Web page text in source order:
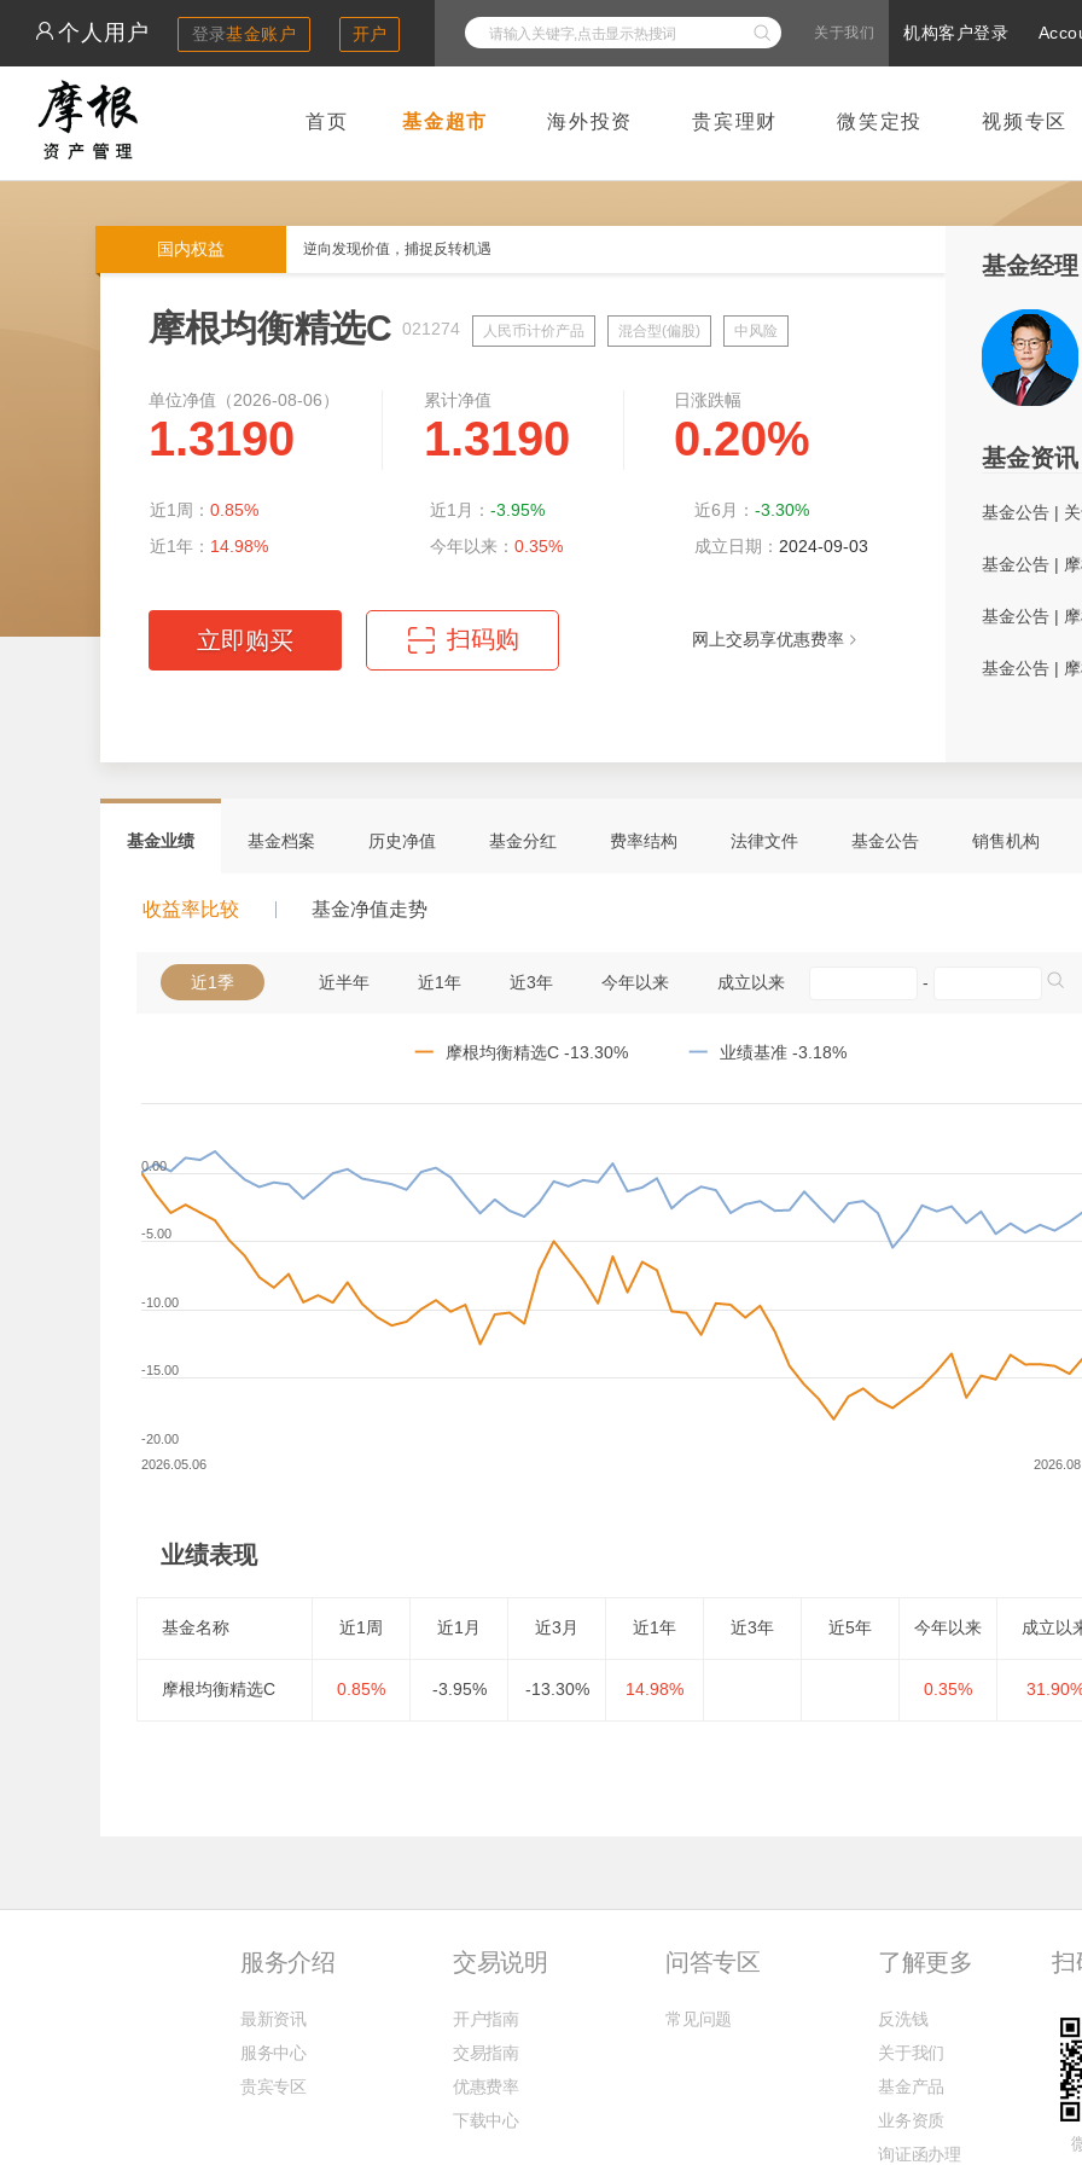
个人用户 登录基金账户 开户 关于我们 机构客户登录
首页 基金超市 海外投资 贵宾理财 微笑定投 视频专区
国内权益 逆向发现价值，捕捉反转机遇
摩根均衡精选C 021274 人民币计价产品 混合型(偏股) 中风险
单位净值（2026-08-06）
1.3190
累计净值
1.3190
日涨跌幅
0.20%
近1周： 0.85% 近1月： -3.95% 近6月： -3.30%
近1年： 14.98% 今年以来： 0.35% 成立日期： 2024-09-03
立即购买 扫码购 网上交易享优惠费率
基金经理
基金资讯
基金公告 |
基金公告 |
基金公告 |
基金公告 |
基金业绩 基金档案 历史净值 基金分红 费率结构 法律文件 基金公告 销售机构
收益率比较 基金净值走势
近1季 近半年 近1年 近3年 今年以来 成立以来 -
一 摩根均衡精选C -13.30% 一 业绩基准 -3.18%
2026.05.06
-20.00
-15.00
-10.00
-5.00
0.00
业绩表现
基金名称 近1周 近1月 近3月 近1年 近3年 近5年 今年以来 成立以
摩根均衡精选C 0.85% -3.95% -13.30% 14.98% 0.35%
服务介绍
最新资讯
服务中心
贵宾专区
交易说明
开户指南
交易指南
优惠费率
下载中心
问答专区
常见问题
了解更多
反洗钱
关于我们
基金产品
业务资质
询证函办理
扫